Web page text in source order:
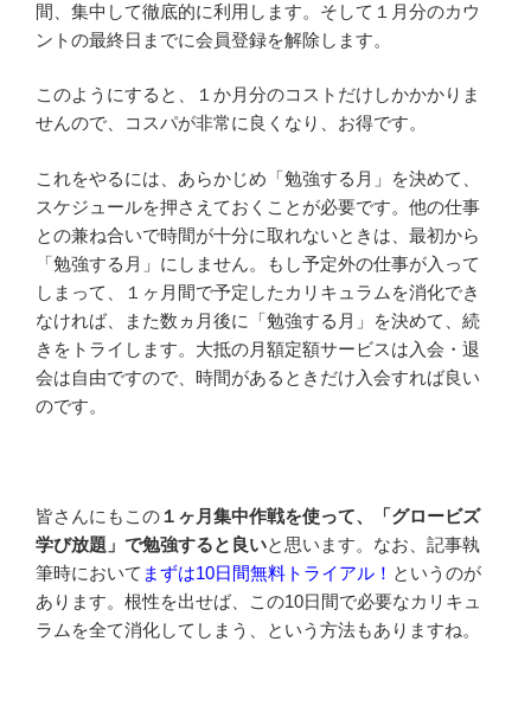
間、集中して徹底的に利用します。そして１月分のカウ
ントの最終日までに会員登録を解除します。
このようにすると、１か月分のコストだけしかかかりま
せんので、コスパが非常に良くなり、お得です。
これをやるには、あらかじめ「勉強する月」を決めて、
スケジュールを押さえておくことが必要です。他の仕事
との兼ね合いで時間が十分に取れないときは、最初から
「勉強する月」にしません。もし予定外の仕事が入って
しまって、１ヶ月間で予定したカリキュラムを消化でき
なければ、また数ヵ月後に「勉強する月」を決めて、続
きをトライします。大抵の月額定額サービスは入会・退
会は自由ですので、時間があるときだけ入会すれば良い
のです。
皆さんにもこの １ヶ月集中作戦を使って、「グロービズ
学び放題」で勉強すると良いと思います。なお、記事執
筆時において まずは10日間無料トライアル！ というのが
あります。根性を出せば、この10日間で必要なカリキュ
ラムを全て消化してしまう、という方法もありますね。